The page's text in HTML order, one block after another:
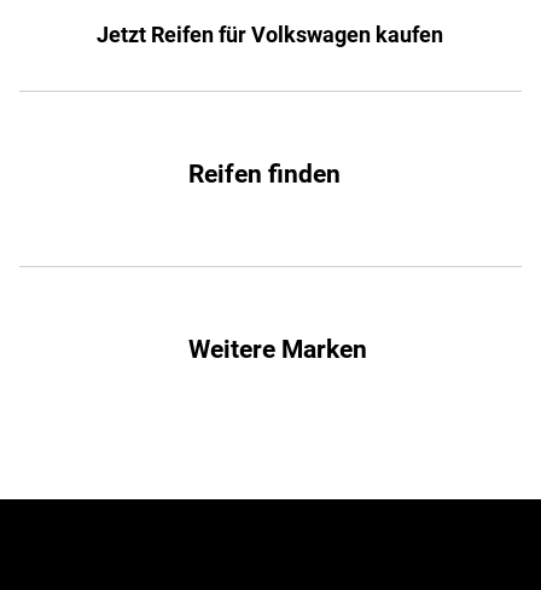
Jetzt Reifen für Volkswagen kaufen
Reifen finden
Weitere Marken